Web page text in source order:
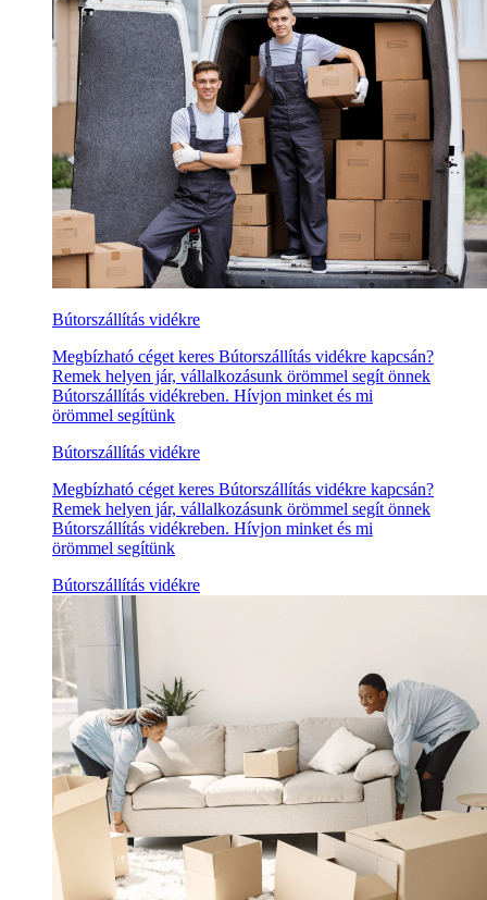
Bútorszállítás vidékre
Megbízható céget keres Bútorszállítás vidékre kapcsán?
Remek helyen jár, vállalkozásunk örömmel segít önnek
Bútorszállítás vidékreben. Hívjon minket és mi
örömmel segítünk
Bútorszállítás vidékre
Megbízható céget keres Bútorszállítás vidékre kapcsán?
Remek helyen jár, vállalkozásunk örömmel segít önnek
Bútorszállítás vidékreben. Hívjon minket és mi
örömmel segítünk
Bútorszállítás vidékre